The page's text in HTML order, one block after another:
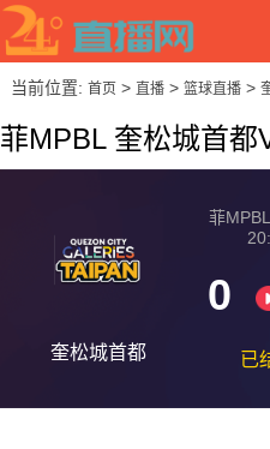
当前位置: 首页> 直播> 篮球直播>
菲MPBL 奎松城首都
奎松城首都
菲
0
已